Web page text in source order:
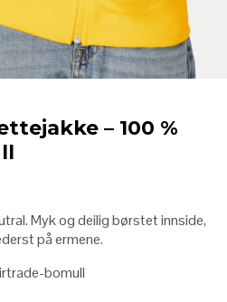
– 100 %
Myk og deilig børstet innside,
på ermene.
bomull